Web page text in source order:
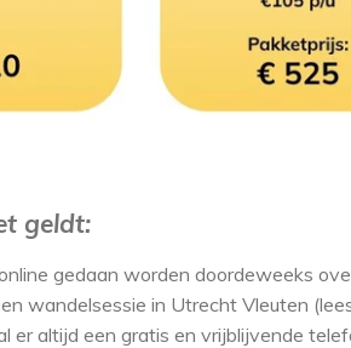
geldt:
gedaan worden doordeweeks
wandelsessie in Utrecht Vleuten
er altijd een gratis en vrijblijvende